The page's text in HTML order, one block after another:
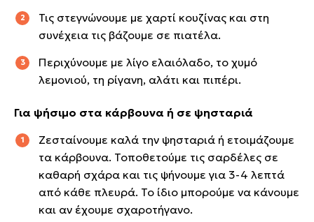
Τις στεγνώνουμε με χαρτί κουζίνας και στη
συνέχεια τις βάζουμε σε πιατέλα.
Περιχύνουμε με λίγο ελαιόλαδο, το χυμό
λεμονιού, τη ρίγανη, αλάτι και πιπέρι.
Για ψήσιμο στα κάρβουνα ή σε ψησταριά
Ζεσταίνουμε καλά την ψησταριά ή ετοιμάζουμε
τα κάρβουνα. Τοποθετούμε τις σαρδέλες σε
καθαρή σχάρα και τις ψήνουμε για 3-4 λεπτά
από κάθε πλευρά. Το ίδιο μπορούμε να κάνουμε
και αν έχουμε σχαροτήγανο.